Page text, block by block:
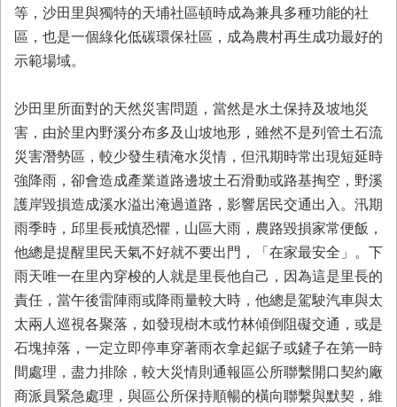
等，沙田里與獨特的天埔社區頓時成為兼具多種功能的社
區，也是一個綠化低碳環保社區，成為農村再生成功最好的
示範場域。
沙田里所面對的天然災害問題，當然是水土保持及坡地災
害，由於里內野溪分布多及山坡地形，雖然不是列管土石流
災害潛勢區，較少發生積淹水災情，但汛期時常出現短延時
強降雨，卻會造成產業道路邊坡土石滑動或路基掏空，野溪
護岸毀損造成溪水溢出淹過道路，影響居民交通出入。汛期
雨季時，邱里長戒慎恐懼，山區大雨，農路毀損家常便飯，
他總是提醒里民天氣不好就不要出門，「在家最安全」。下
雨天唯一在里內穿梭的人就是里長他自己，因為這是里長的
責任，當午後雷陣雨或降雨量較大時，他總是駕駛汽車與太
太兩人巡視各聚落，如發現樹木或竹林傾倒阻礙交通，或是
石塊掉落，一定立即停車穿著雨衣拿起鋸子或鏟子在第一時
間處理，盡力排除，較大災情則通報區公所聯繫開口契約廠
商派員緊急處理，與區公所保持順暢的橫向聯繫與默契，維